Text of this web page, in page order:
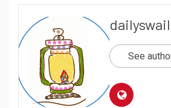
dailyswail
See